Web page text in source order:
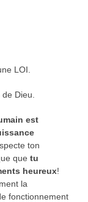
LOI.
Dieu.
est
ton
que tu
heureux!
la
fonctionnement